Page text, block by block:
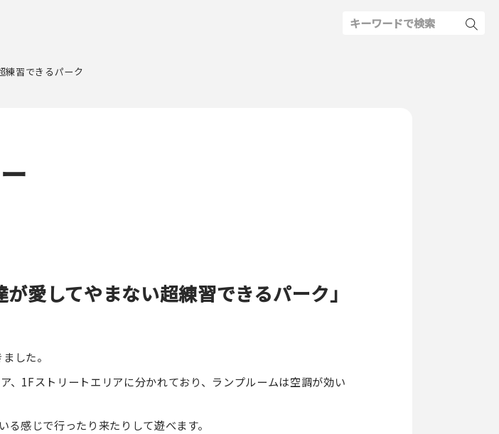
練習できるパーク
愛してやまない超練習できるパーク」
した。
、1Fストリートエリアに分かれており、ランプルームは空調が効い
感じで行ったり来たりして遊べます。